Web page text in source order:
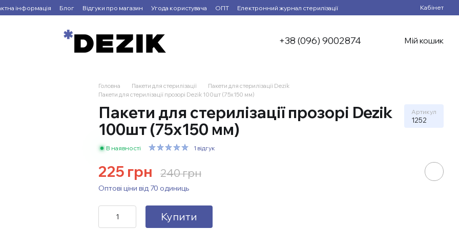
інформація Блог Відгуки про магазин Угода користувача ОПТ Електронний журнал стерилізації Кабінет
+38 (096) 9002874 Мій кошик
Головна Пакети для стерилізації
Пакети для стерилізації Dezik
Пакети для стерилізації прозорі Dezik 100шт (75х150 мм)
Пакети для стерилізації прозорі Dezik
100шт (75х150 мм)
Артикул
1252
В наявності 1 відгук
225 грн 240 грн
Оптові ціни від 70 одиниць
Купити